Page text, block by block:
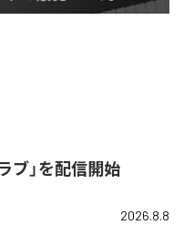
ブ」を配信開始
2026.8.8